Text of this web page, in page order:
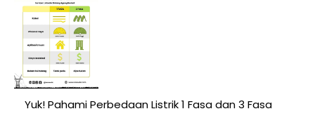
Yuk! Pahami Perbedaan Listrik 1 Fasa dan 3 Fasa